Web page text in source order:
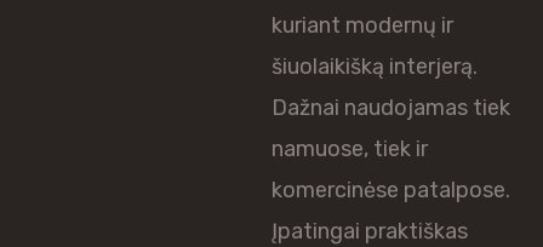
kuriant modernų ir
šiuolaikišką interjerą.
Dažnai naudojamas tiek
namuose, tiek ir
komercinėse patalpose.
Įpatingai praktiškas